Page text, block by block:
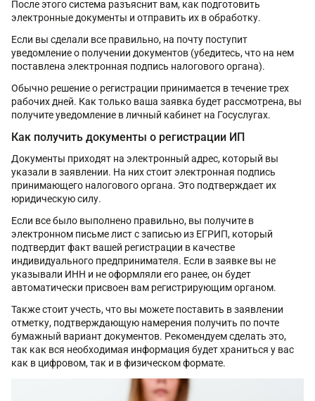
После этого система разъяснит вам, как подготовить
электронные документы и отправить их в обработку.
Если вы сделали все правильно, на почту поступит
уведомление о получении документов (убедитесь, что на нем
поставлена электронная подпись налогового органа).
Обычно решение о регистрации принимается в течение трех
рабочих дней. Как только ваша заявка будет рассмотрена, вы
получите уведомление в личный кабинет на Госуслугах.
Как получить документы о регистрации ИП
Документы приходят на электронный адрес, который вы
указали в заявлении. На них стоит электронная подпись
принимающего налогового органа. Это подтверждает их
юридическую силу.
Если все было выполнено правильно, вы получите в
электронном письме лист с записью из ЕГРИП, который
подтвердит факт вашей регистрации в качестве
индивидуального предпринимателя. Если в заявке вы не
указывали ИНН и не оформляли его ранее, он будет
автоматически присвоен вам регистрирующим органом.
Также стоит учесть, что вы можете поставить в заявлении
отметку, подтверждающую намерения получить по почте
бумажный вариант документов. Рекомендуем сделать это,
так как вся необходимая информация будет храниться у вас
как в цифровом, так и в физическом формате.